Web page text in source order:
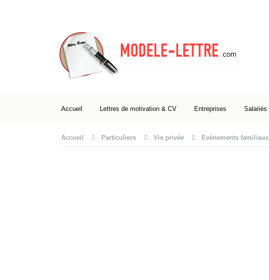
Accueil Lettres de motivation & CV Entreprises Salariés
Accueil Particuliers Vie privée Evènements familiaux